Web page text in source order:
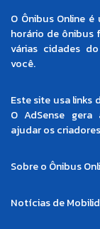
O Ônibus Online
horário de ônibus
várias cidades
você.
Este site usa links
O AdSense
ajudar os
Sobre o Ônibus
Notícias de